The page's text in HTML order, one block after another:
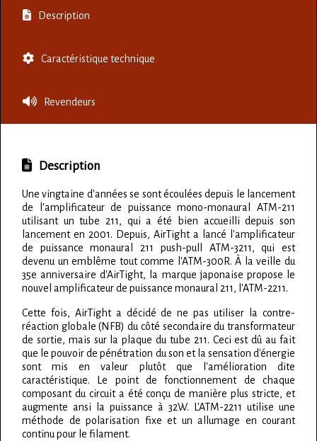
Description
Caractéristique technique
Revendeurs
Description
Une vingtaine d'années se sont écoulées depuis le lancement
de l'amplificateur de puissance mono-monaural ATM-211
utilisant un tube 211, qui a été bien accueilli depuis son
lancement en 2001. Depuis, AirTight a lancé l'amplificateur
de puissance monaural 211 push-pull ATM-3211, qui est
devenu un emblême tout comme l'ATM-300R. À la veille du
35e anniversaire d'AirTight, la marque japonaise propose le
nouvel amplificateur de puissance monaural 211, l'ATM-2211.
Cette fois, AirTight a décidé de ne pas utiliser la contre-
réaction globale (NFB) du côté secondaire du transformateur
de sortie, mais sur la plaque du tube 211. Ceci est dû au fait
que le pouvoir de pénétration du son et la sensation d'énergie
sont mis en valeur plutôt que l'amélioration dite
caractéristique. Le point de fonctionnement de chaque
composant du circuit a été conçu de manière plus stricte, et
augmente ansi la puissance à 32W. L'ATM-2211 utilise une
méthode de polarisation fixe et un allumage en courant
continu pour le filament.